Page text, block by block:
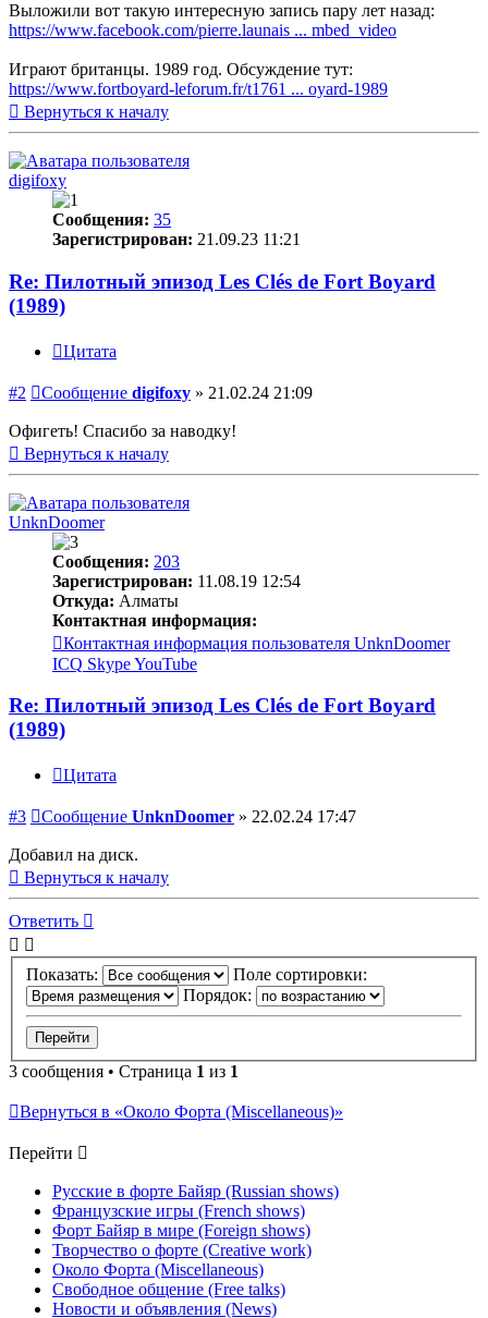
Выложили вот такую интересную запись пару лет назад:
https://www.facebook.com/pierre.launais ... mbed_video
Играют британцы. 1989 год. Обсуждение тут:
https://www.fortboyard-leforum.fr/t1761 ... oyard-1989
Вернуться к началу
digifoxy
Сообщения: 35
Зарегистрирован: 21.09.23 11:21
Re: Пилотный эпизод Les Clés de Fort Boyard
(1989)
Цитата
#2 Сообщение digifoxy » 21.02.24 21:09
Офигеть! Спасибо за наводку!
Вернуться к началу
UnknDoomer
Сообщения: 203
Зарегистрирован: 11.08.19 12:54
Откуда: Алматы
Контактная информация:
Контактная информация пользователя UnknDoomer
ICQ SkypeYouTube
Re: Пилотный эпизод Les Clés de Fort Boyard
(1989)
Цитата
#3 Сообщение UnknDoomer » 22.02.24 17:47
Добавил на диск.
Вернуться к началу
Ответить
Показать:
Поле сортировки:
Порядок:
3 сообщения • Страница 1 из 1
Вернуться в «Около Форта (Miscellaneous)»
Перейти
Русские в форте Байяр (Russian shows)
Французские игры (French shows)
Форт Байяр в мире (Foreign shows)
Творчество о форте (Creative work)
Около Форта (Miscellaneous)
Свободное общение (Free talks)
Новости и объявления (News)